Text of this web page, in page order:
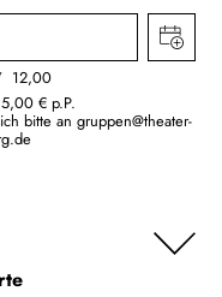
12,00
€ p.P.
bitte an gruppen@theater-